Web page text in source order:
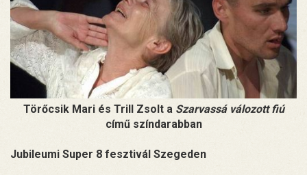
Törőcsik Mari és Trill Zsolt a Szarvassá válozott fiú
című színdarabban
Jubileumi Super 8 fesztivál Szegeden